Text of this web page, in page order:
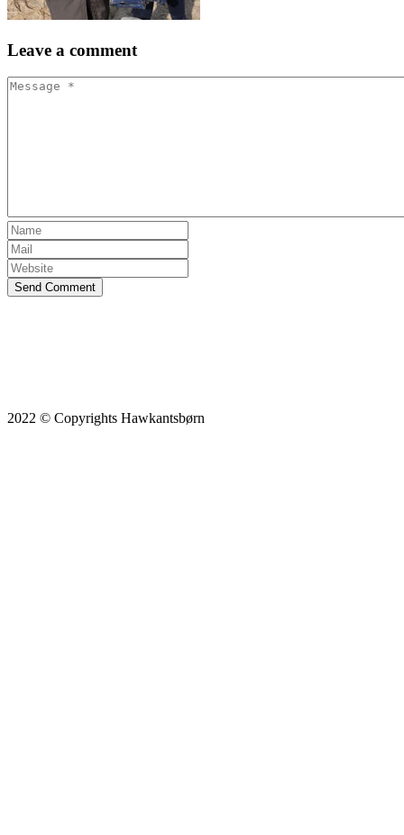
Leave a comment
Send Comment
2022 © Copyrights Hawkantsbørn